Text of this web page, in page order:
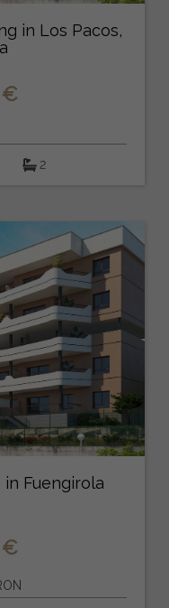
in Los Pacos,
€
2
Fuengirola
€